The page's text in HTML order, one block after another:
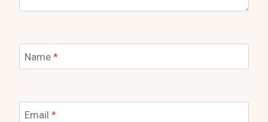
Name *
Email *